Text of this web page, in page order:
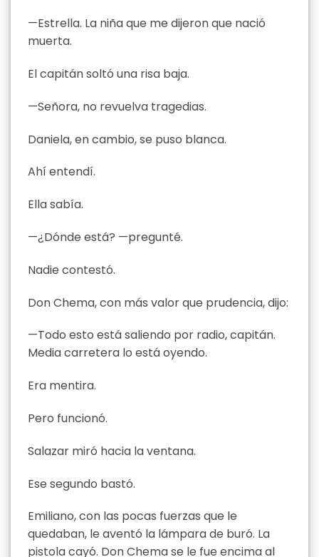
—Estrella. La niña que me dijeron que nació
muerta.
El capitán soltó una risa baja.
—Señora, no revuelva tragedias.
Daniela, en cambio, se puso blanca.
Ahí entendí.
Ella sabía.
—¿Dónde está? —pregunté.
Nadie contestó.
Don Chema, con más valor que prudencia, dijo:
—Todo esto está saliendo por radio, capitán.
Media carretera lo está oyendo.
Era mentira.
Pero funcionó.
Salazar miró hacia la ventana.
Ese segundo bastó.
Emiliano, con las pocas fuerzas que le
quedaban, le aventó la lámpara de buró. La
pistola cayó. Don Chema se le fue encima al